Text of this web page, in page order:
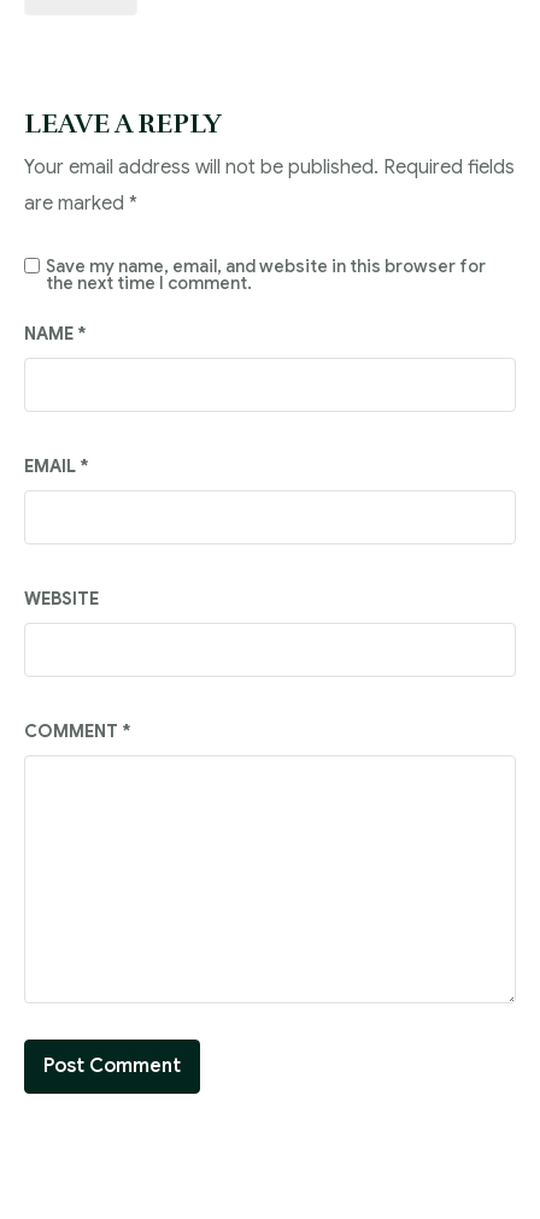
LEAVE A REPLY
Your email address will not be published. Required fields
are marked *
COMMENT *
NAME *
EMAIL *
WEBSITE
Save my name, email, and website in this browser for
the next time I comment.